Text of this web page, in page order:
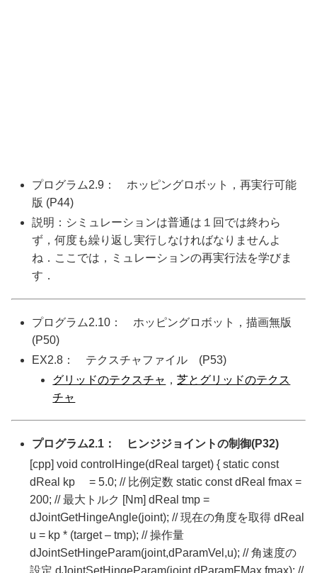
プログラム2.9： ホッピングロボット，再実行可能
版 (P44)
説明：シミュレーションは普通は１回では終わら
ず，何度も繰り返し実行しなければなりませんよ
ね．ここでは，ミュレーションの再実行法を学びま
す．
プログラム2.10： ホッピングロボット，描画無版
(P50)
EX2.8： テクスチャファイル (P53)
グリッドのテクスチャ ，芝とグリッドのテクス
チャ
プログラム2.1： ヒンジジョイントの制御(P32)
[cpp] void controlHinge(dReal target) { static const
dReal kp = 5.0; // 比例定数 static const dReal fmax =
200; // 最大トルク [Nm] dReal tmp =
dJointGetHingeAngle(joint); // 現在の角度を取得 dReal
u = kp * (target – tmp); // 操作量
dJointSetHingeParam(joint,dParamVel,u); // 角速度の
設定 dJointSetHingeParam(joint,dParamFMax,fmax); //